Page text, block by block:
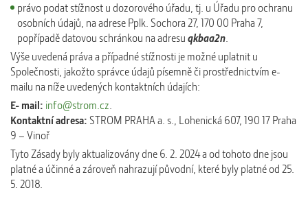
právo podat stížnost u dozorového úřadu, tj. u Úřadu pro ochranu
osobních údajů, na adrese Pplk. Sochora 27, 170 00 Praha 7,
popřípadě datovou schránkou na adresu qkbaa2n.
Výše uvedená práva a případné stížnosti je možné uplatnit u
Společnosti, jakožto správce údajů písemně či prostřednictvím e-
mailu na níže uvedených kontaktních údajích:
E- mail: info@strom.cz.
Kontaktní adresa: STROM PRAHA a. s., Lohenická 607, 190 17 Praha
9 – Vinoř
Tyto Zásady byly aktualizovány dne 6. 2. 2024 a od tohoto dne jsou
platné a účinné a zároveň nahrazují původní, které byly platné od 25.
5. 2018.